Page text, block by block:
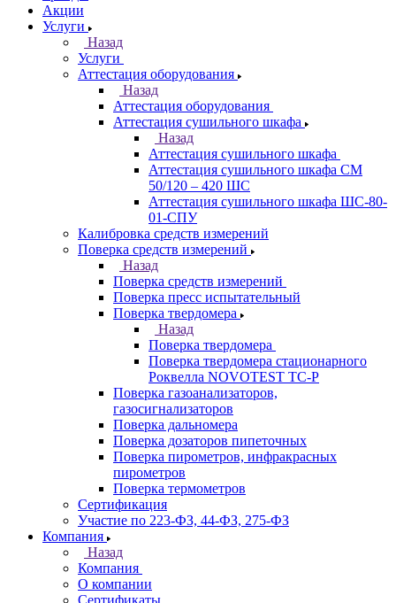
Акции
Услуги
Назад
Услуги
Аттестация оборудования
Назад
Аттестация оборудования
Аттестация сушильного шкафа
Назад
Аттестация сушильного шкафа
Аттестация сушильного шкафа СМ
50/120 – 420 ШС
Аттестация сушильного шкафа ШС-80-
01-СПУ
Калибровка средств измерений
Поверка средств измерений
Назад
Поверка средств измерений
Поверка пресс испытательный
Поверка твердомера
Назад
Поверка твердомера
Поверка твердомера стационарного
Роквелла NOVOTEST TС-Р
Поверка газоанализаторов,
газосигнализаторов
Поверка дальномера
Поверка дозаторов пипеточных
Поверка пирометров, инфракрасных
пирометров
Поверка термометров
Сертификация
Участие по 223-ФЗ, 44-ФЗ, 275-ФЗ
Компания
Назад
Компания
О компании
Сертификаты